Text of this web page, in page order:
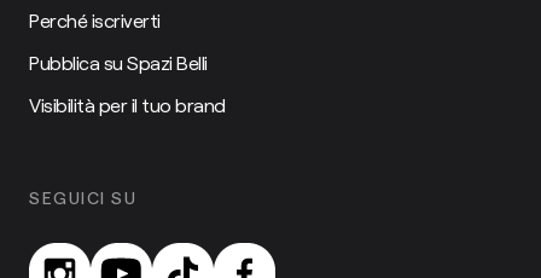
Perché iscriverti
Pubblica su Spazi Belli
Visibilità per il tuo brand
SEGUICI SU